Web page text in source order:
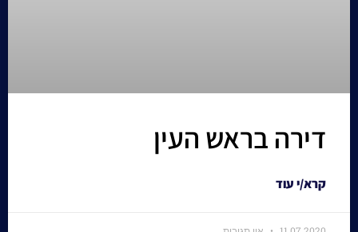
דירה בראש העין
קרא/י עוד